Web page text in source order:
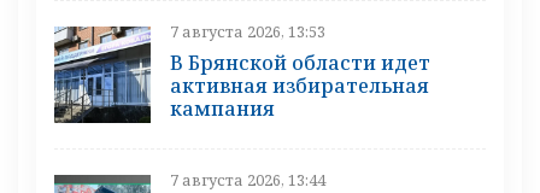
7 августа 2026, 13:53
В Брянской области идет
активная избирательная
кампания
7 августа 2026, 13:44